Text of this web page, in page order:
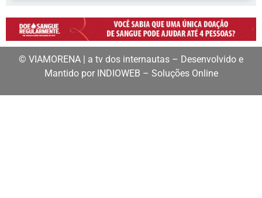
© VIAMORENA | a tv dos internautas – Desenvolvido e
Mantido por INDIOWEB – Soluções Online